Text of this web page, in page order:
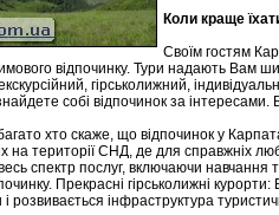
Коли краще
Своїм гостям
відпочинку. Тури надають Вам
гірськолижний,
собі відпочинок за інтересами.
хто скаже, що відпочинок у
території СНД, де для справжніх
спектр послуг, включаючи навчання
Прекрасні гірськолижні
і розвивається інфраструктура